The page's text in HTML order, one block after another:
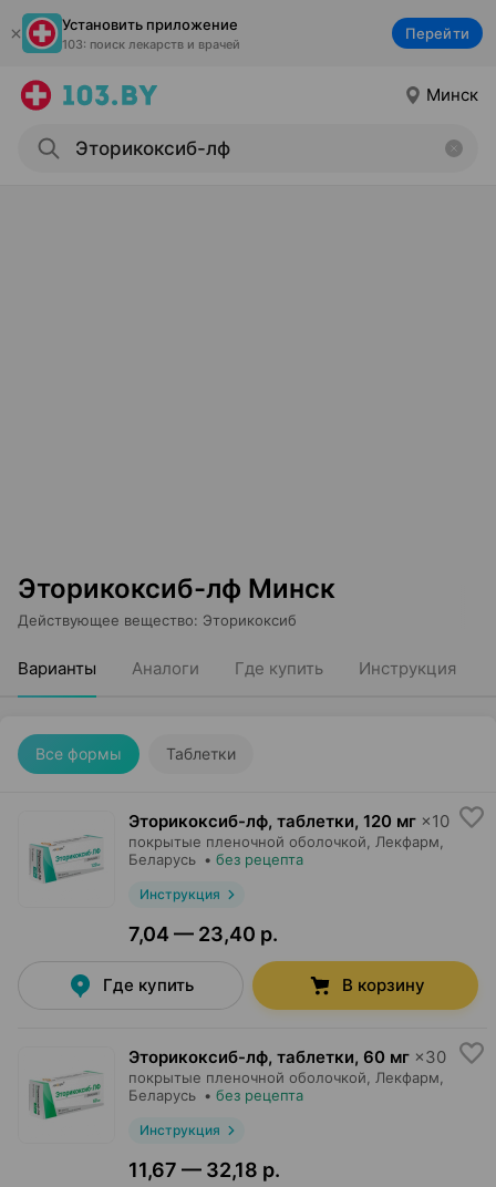
Установить приложение
103: поиск лекарств и врачей
Перейти
Минск
Эторикоксиб-лф Минск
Действующее вещество: Эторикоксиб
Варианты Аналоги Где купить Инструкция
Все формы Таблетки
Эторикоксиб-лф, таблетки, 120 мг ×10
покрытые пленочной оболочкой, Лекфарм
Беларусь • без рецепта
Инструкция
7,04 — 23,40 р.
Где купить В корзину
Эторикоксиб-лф, таблетки, 60 мг ×30
покрытые пленочной оболочкой, Лекфарм
Беларусь • без рецепта
Инструкция
11,67 — 32,18 р.